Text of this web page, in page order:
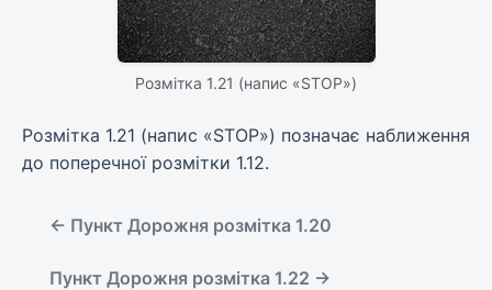
Розмітка 1.21 (напис «STOP»)
Розмітка 1.21 (напис «STOP») позначає наближення
до поперечної розмітки 1.12.
← Пункт Дорожня розмітка 1.20
Пункт Дорожня розмітка 1.22 →